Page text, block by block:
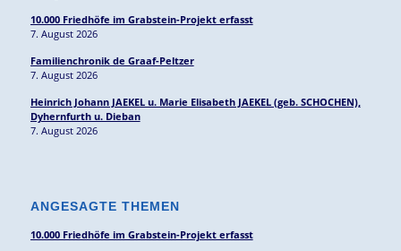
10.000 Friedhöfe im Grabstein-Projekt erfasst
7. August 2026
Familienchronik de Graaf-Peltzer
7. August 2026
Heinrich Johann JAEKEL u. Marie Elisabeth JAEKEL (geb. SCHOCHEN),
Dyhernfurth u. Dieban
7. August 2026
ANGESAGTE THEMEN
10.000 Friedhöfe im Grabstein-Projekt erfasst